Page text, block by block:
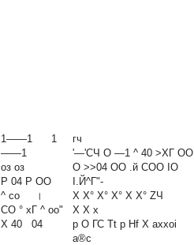
1——1 1
——1
оз оз
Р 04 Р ОО
^ со ।
СО ° хГ ^ оо"
X 40 04
гч
'—'СЧ О —1 ^ 40 >ХГ ОО
О >>04 ОО .й СОО ІО
І.Й^Г"-
X Х° Х° Х° X Х° ZЧ
X X х
р О ГС Tt р Hf X axxoi
а®с